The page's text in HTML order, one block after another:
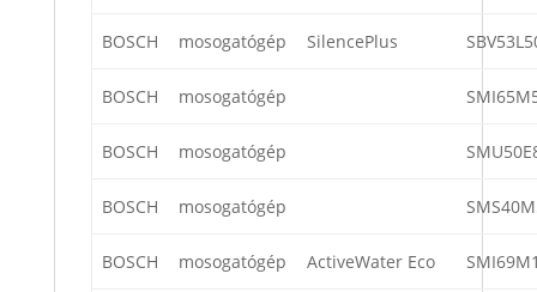
BOSCH mosogatógép SilencePlus
BOSCH mosogatógép
BOSCH mosogatógép
BOSCH mosogatógép
BOSCH mosogatógép ActiveWater Eco